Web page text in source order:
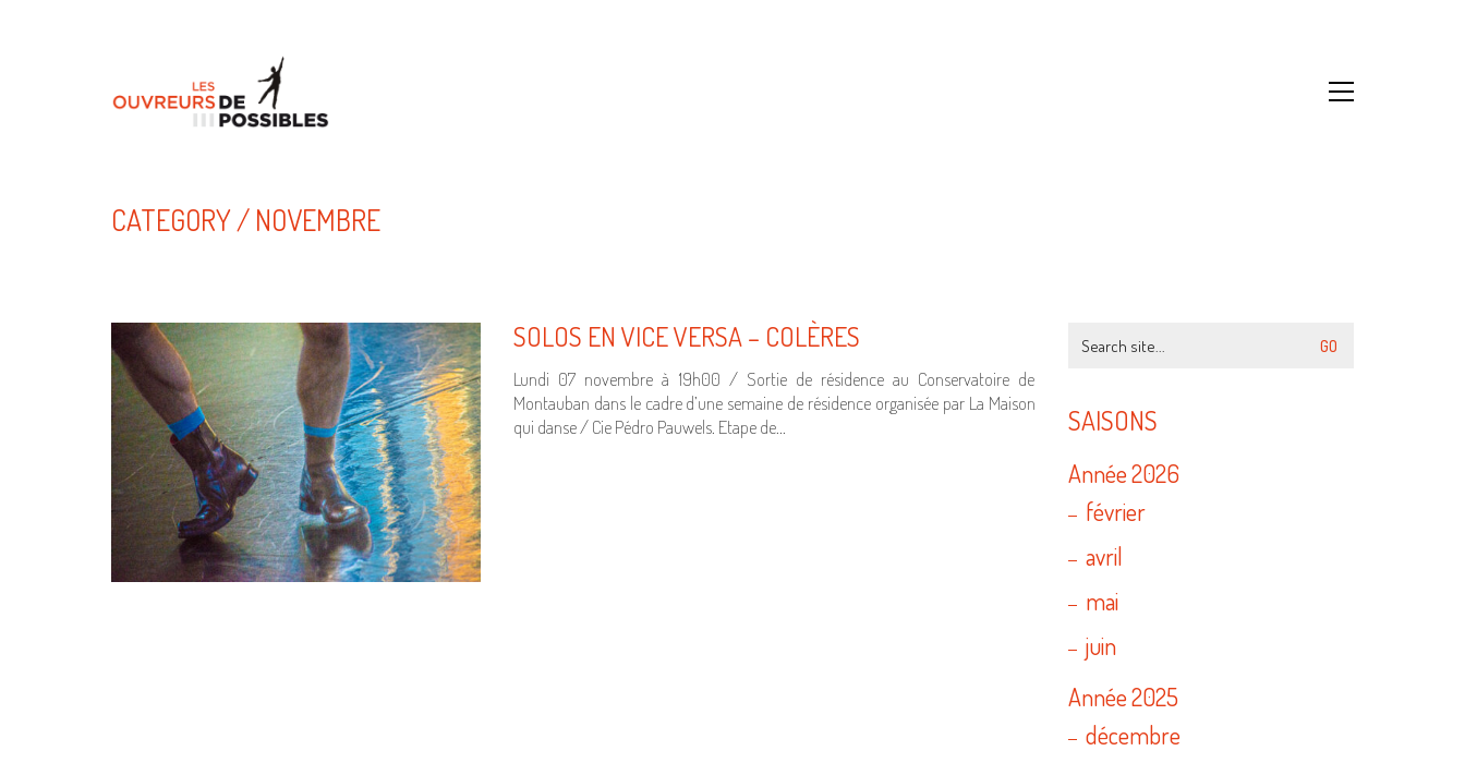
CATEGORY / NOVEMBRE
SOLOS EN VICE VERSA – COLÈRES
Lundi 07 novembre à 19h00 / Sortie de résidence au Conservatoire de
Montauban dans le cadre d’une semaine de résidence organisée par La Maison
qui danse / Cie Pédro Pauwels. Etape de…
for:
SAISONS
Année 2026
février
avril
mai
juin
Année 2025
décembre